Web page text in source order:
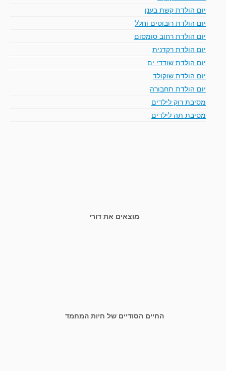
יום הולדת קשת בענן
יום הולדת רובוטים וחלל
יום הולדת רחוב סומסום
יום הולדת רקדנית
יום הולדת שודדי ים
יום הולדת שוקולד
יום הולדת תחבורה
מסיבת רוק לילדים
מסיבת תה לילדים
מוצאים את דורי
החיים הסודיים של חיות המחמד